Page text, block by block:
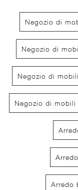
Negozio di
Negozio di
Negozio di
Negozio di mobili
Arredo